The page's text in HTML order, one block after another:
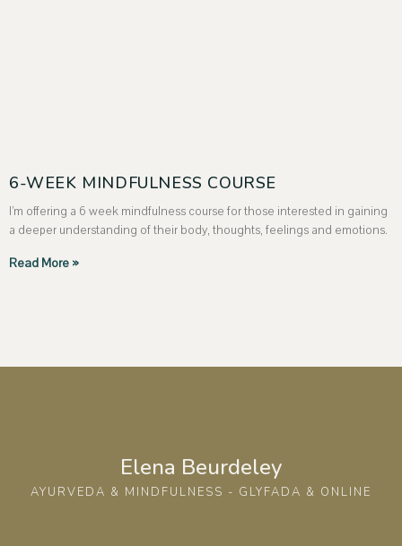
6-WEEK MINDFULNESS COURSE
I’m offering a 6 week mindfulness course for those interested in gaining
a deeper understanding of their body, thoughts, feelings and emotions.
Read More »
Elena Beurdeley
AYURVEDA & MINDFULNESS - GLYFADA & ONLINE